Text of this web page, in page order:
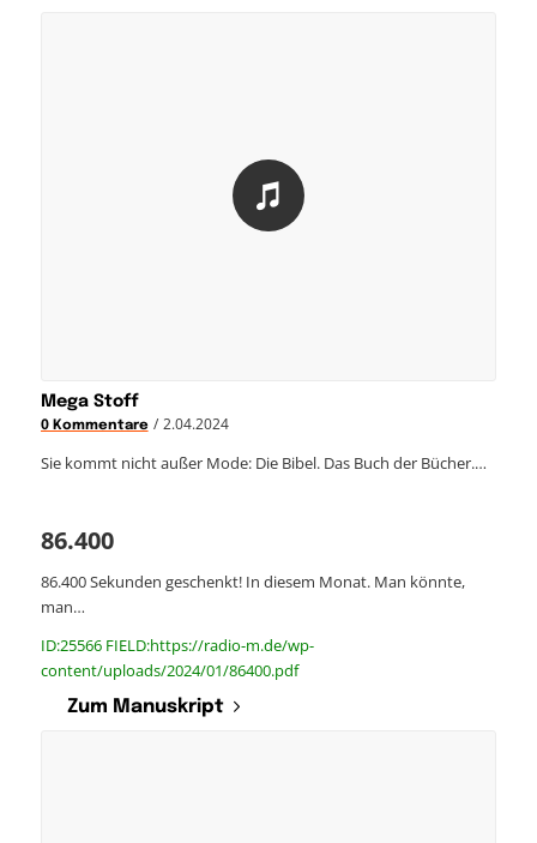
Mega Stoff
0 Kommentare / 2.04.2024
Sie kommt nicht außer Mode: Die Bibel. Das Buch der Bücher.…
86.400
86.400 Sekunden geschenkt! In diesem Monat. Man könnte,
man…
ID:25566 FIELD:https://radio-m.de/wp-
content/uploads/2024/01/86400.pdf
Zum Manuskript